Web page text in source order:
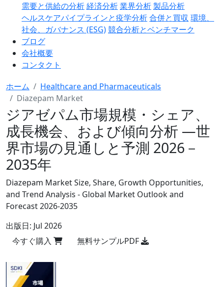
需要と供給の分析経済分析業界分析製品分析
ヘルスケアパイプラインと疫学分析合併と買収 環境、
社会、ガバナンス (ESG)競合分析とベンチマーク
ブログ
会社概要
コンタクト
ホーム
Healthcare and Pharmaceuticals
Diazepam Market
ジアゼパム市場規模・シェア、
成長機会、および傾向分析 ―世
界市場の見通しと予測 2026－
2035年
Diazepam Market Size, Share, Growth Opportunities,
and Trend Analysis - Global Market Outlook and
Forecast 2026-2035
出版日: Jul 2026
今すぐ購入
無料サンプルPDF